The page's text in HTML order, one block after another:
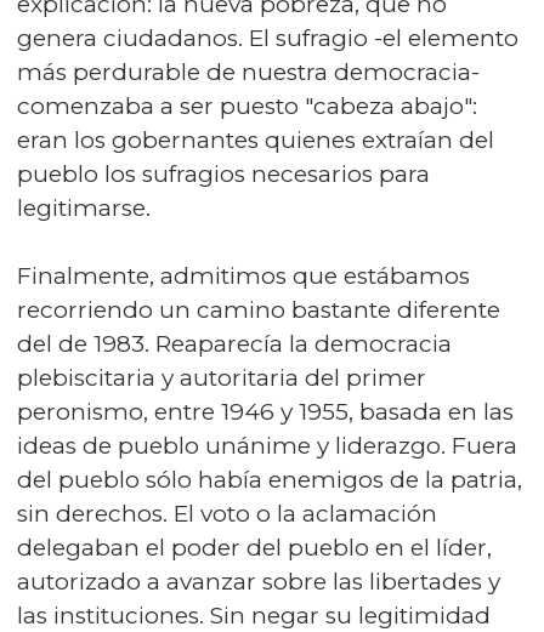
genera ciudadanos. El sufragio -el elemento
más perdurable de nuestra democracia-
comenzaba a ser puesto "cabeza abajo":
eran los gobernantes quienes extraían del
pueblo los sufragios necesarios para
legitimarse.
Finalmente, admitimos que estábamos
recorriendo un camino bastante diferente
del de 1983. Reaparecía la democracia
plebiscitaria y autoritaria del primer
peronismo, entre 1946 y 1955, basada en las
ideas de pueblo unánime y liderazgo. Fuera
del pueblo sólo había enemigos de la patria,
sin derechos. El voto o la aclamación
delegaban el poder del pueblo en el líder,
autorizado a avanzar sobre las libertades y
las instituciones. Sin negar su legitimidad